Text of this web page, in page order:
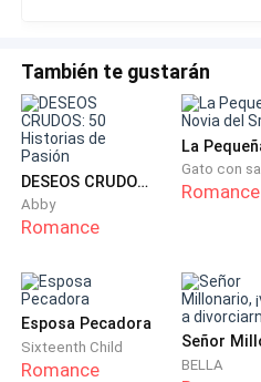
También te gustarán
DESEOS CRUDOS: 50 Historias de Pasión
Abby
Romance
Romance
Esposa Pecadora
Sixteenth Child
Romance BELLA